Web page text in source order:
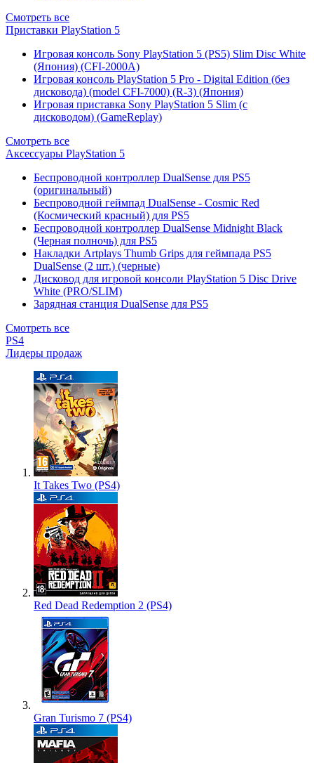
Смотреть все
Приставки PlayStation 5
Игровая консоль Sony PlayStation 5 (PS5) Slim Disc White
(Япония) (CFI-2000A)
Игровая консоль PlayStation 5 Pro - Digital Edition (без
дисковода) (model CFI-7000) (R-3) (Япония)
Игровая приставка Sony PlayStation 5 Slim (с
дисководом) (GameReplay)
Смотреть все
Аксессуары PlayStation 5
Беспроводной контроллер DualSense для PS5
(оригинальный)
Беспроводной геймпад DualSense - Cosmic Red
(Космический красный) для PS5
Беспроводной контроллер DualSense Midnight Black
(Черная полночь) для PS5
Накладки Artplays Thumb Grips для геймпада PS5
DualSense (2 шт.) (черные)
Дисковод для игровой консоли PlayStation 5 Disc Drive
White (PRO/SLIM)
Зарядная станция DualSense для PS5
Смотреть все
PS4
Лидеры продаж
It Takes Two (PS4)
Red Dead Redemption 2 (PS4)
Gran Turismo 7 (PS4)